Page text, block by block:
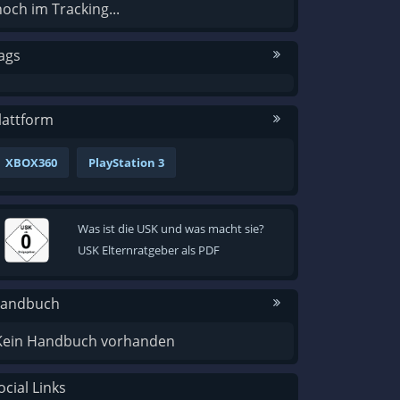
im Tracking...
XBOX360 PlayStation 3
Was ist die USK und was macht sie?
USK Elternratgeber als PDF
Handbuch vorhanden
Links